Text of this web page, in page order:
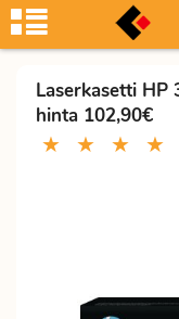
Laserkasetti
hinta 102,90€
★ ★ ★ ★